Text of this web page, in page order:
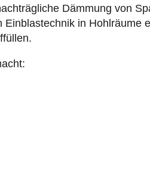
Dämmung von
in Hohlräume